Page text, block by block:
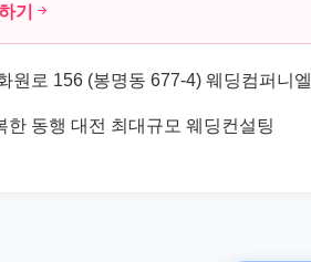
기
원로 156 (봉명동 677-4) 웨딩컴퍼니엘
한 동행 대전 최대규모 웨딩컨설팅